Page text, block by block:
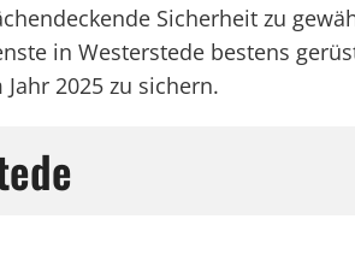
Sicherheit zu
in Westerstede bestens
2025 zu sichern.